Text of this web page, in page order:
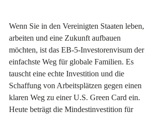
Wenn Sie in den Vereinigten Staaten leben,
arbeiten und eine Zukunft aufbauen
möchten, ist das EB-5-Investorenvisum der
einfachste Weg für globale Familien. Es
tauscht eine echte Investition und die
Schaffung von Arbeitsplätzen gegen einen
klaren Weg zu einer U.S. Green Card ein.
Heute beträgt die Mindestinvestition für